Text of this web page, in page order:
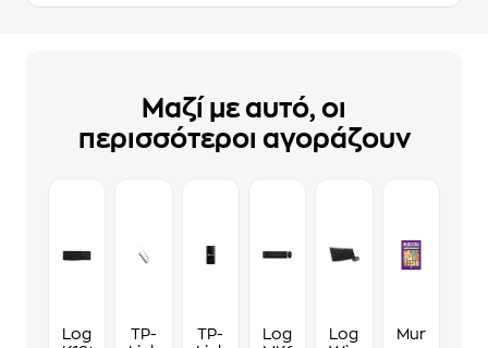
Μαζί με αυτό, οι
περισσότεροι αγοράζουν
Logitech TP-
TP-
Logitech
Logitech
Murdoku